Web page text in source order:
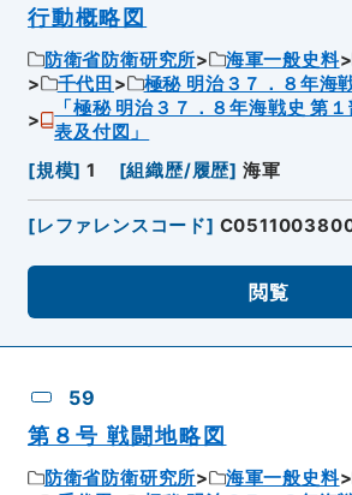
行動概略図
防衛省防衛研究所 海軍一般史料
千代田
極秘 明治３７．８年海
「極秘 明治３７．８年海戦史 第
表及付図」
[規模] 1 [組織歴/履歴] 海軍
[レファレンスコード]
閲覧
59
第８号 戦闘地略図
防衛省防衛研究所 海軍一般史料